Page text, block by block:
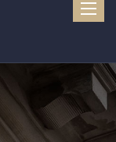
Toggle